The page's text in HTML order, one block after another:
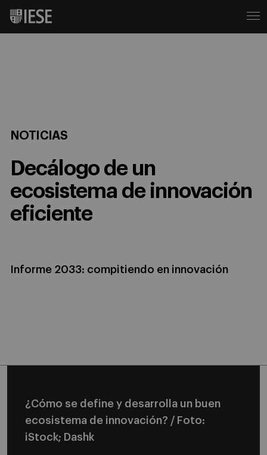
NOTICIAS
Decálogo de un
ecosistema de innovación
eficiente
Informe 2033: compitiendo en innovación
¿Cómo se define y desarrolla un buen
ecosistema de innovación? / Foto:
iStock; Dashk